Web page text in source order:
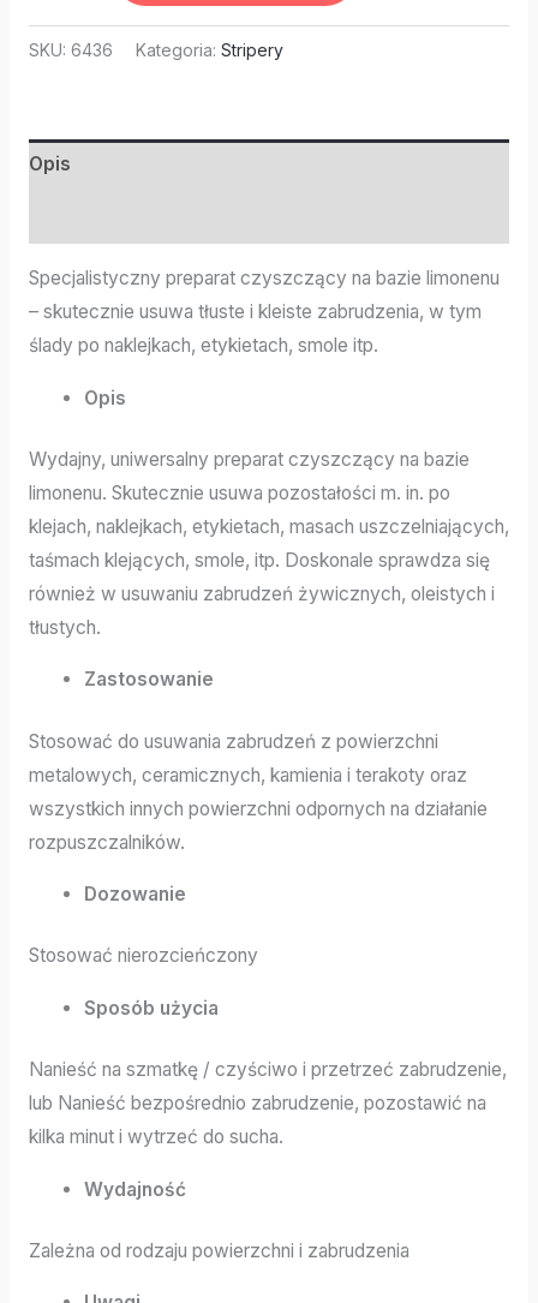
SKU: 6436 Kategoria: Stripery
Opis
Specjalistyczny preparat czyszczący na bazie limonenu
– skutecznie usuwa tłuste i kleiste zabrudzenia, w tym
ślady po naklejkach, etykietach, smole itp.
Opis
Wydajny, uniwersalny preparat czyszczący na bazie
limonenu. Skutecznie usuwa pozostałości m. in. po
klejach, naklejkach, etykietach, masach uszczelniających,
taśmach klejących, smole, itp. Doskonale sprawdza się
również w usuwaniu zabrudzeń żywicznych, oleistych i
tłustych.
Zastosowanie
Stosować do usuwania zabrudzeń z powierzchni
metalowych, ceramicznych, kamienia i terakoty oraz
wszystkich innych powierzchni odpornych na działanie
rozpuszczalników.
Dozowanie
Stosować nierozcieńczony
Sposób użycia
Nanieść na szmatkę / czyściwo i przetrzeć zabrudzenie,
lub Nanieść bezpośrednio zabrudzenie, pozostawić na
kilka minut i wytrzeć do sucha.
Wydajność
Zależna od rodzaju powierzchni i zabrudzenia